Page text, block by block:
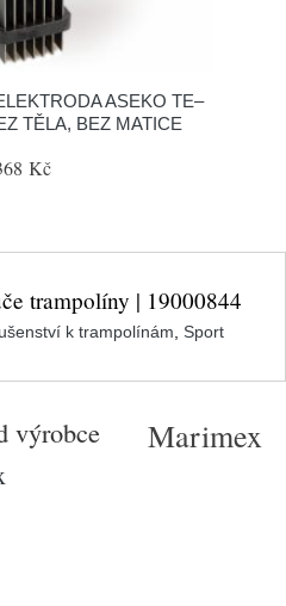
ASEKO TE–
TĚLA, BEZ MATICE
Kč
trampolíny | 19000844
k trampolínám Sport
výrobce
Marimex